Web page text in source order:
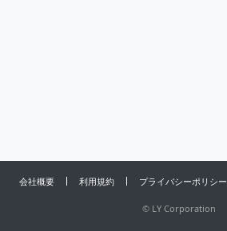
会社概要 利用規約 プライバシーポリシー
© LY Corporation